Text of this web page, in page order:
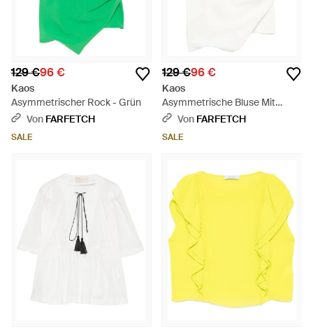
129 €96 €
Kaos
Asymmetrischer Rock - Grün
Von FARFETCH
SALE
129 €96 €
Kaos
Asymmetrische Bluse Mit
Drapierung - Weiß
Von FARFETCH
SALE